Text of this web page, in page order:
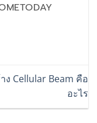
ง Cellular Beam คือ
อะไร